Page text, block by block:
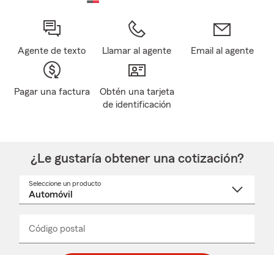
Agente de texto Llamar al agente Email al agente
Pagar una factura
Obtén una tarjeta
de identificación
¿Le gustaría obtener una cotización?
Seleccione un producto
desplegable
Código postal
_____